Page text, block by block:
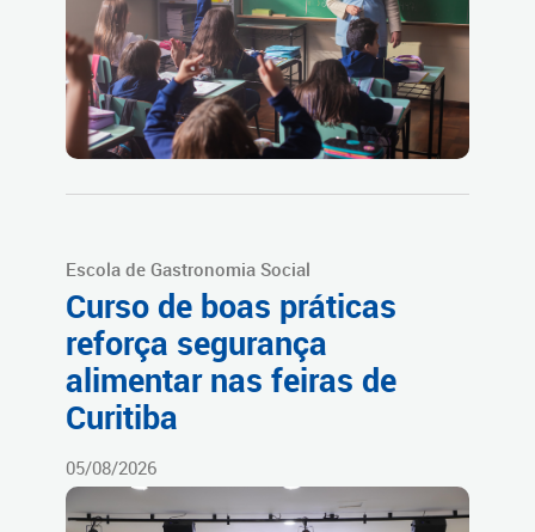
Escola de Gastronomia Social
Curso de boas práticas
reforça segurança
alimentar nas feiras de
Curitiba
05/08/2026